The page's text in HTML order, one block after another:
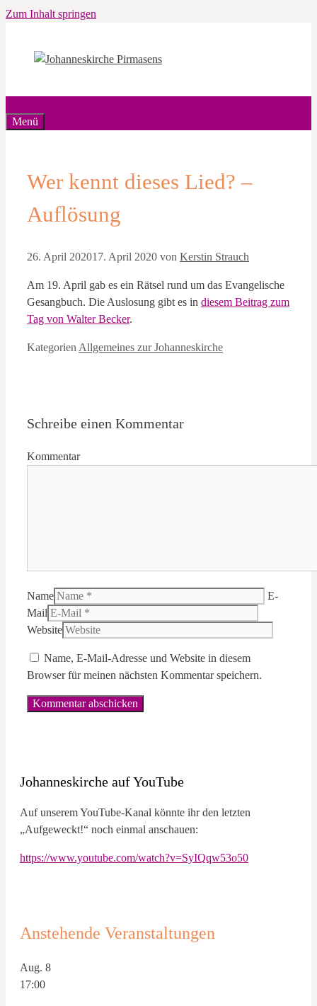
Zum Inhalt springen
Menü
Wer kennt dieses Lied? –
Auflösung
26. April 202017. April 2020 von Kerstin Strauch
Am 19. April gab es ein Rätsel rund um das Evangelische
Gesangbuch. Die Auslosung gibt es in diesem Beitrag zum
Tag von Walter Becker.
KategorienAllgemeines zur Johanneskirche
Schreibe einen Kommentar
Kommentar
Name
E-
Mail
Website
Name, E-Mail-Adresse und Website in diesem
Browser für meinen nächsten Kommentar speichern.
Johanneskirche auf YouTube
Auf unserem YouTube-Kanal könnte ihr den letzten
„Aufgeweckt!“ noch einmal anschauen:
https://www.youtube.com/watch?v=SyIQqw53o50
Anstehende Veranstaltungen
Aug. 8
17:00